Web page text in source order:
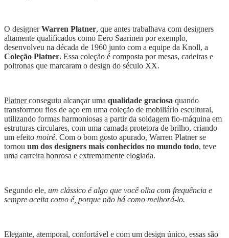
O designerWarren Platner, que antes trabalhava com designers
altamente qualificados como Eero Saarinen por exemplo,
desenvolveu na década de 1960 junto com a equipe da Knoll, a
Coleção Platner. Essa coleção é composta por mesas, cadeiras e
poltronas que marcaram o design do século XX.
Platnerconseguiu alcançar uma qualidade graciosa quando
transformou fios de aço em uma coleção de mobiliário escultural,
utilizando formas harmoniosas a partir da soldagem fio-máquina em
estruturas circulares, com uma camada protetora de brilho, criando
um efeito moiré. Com o bom gosto apurado, Warren Platner se
tornou um dos designers mais conhecidos no mundo todo, teve
uma carreira honrosa e extremamente elogiada.
Segundo ele, um clássico é algo que você olha com frequência e
sempre aceita como é, porque não há como melhorá-lo.
Elegante, atemporal, confortável e com um design único, essas são